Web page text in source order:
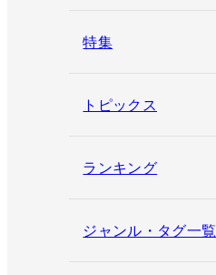
特集
トピックス
ランキング
ジャンル・タグ一覧